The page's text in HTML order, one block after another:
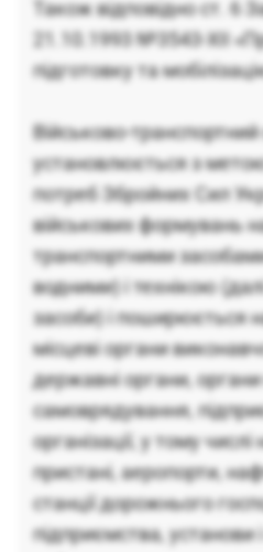
Також відповідно ст. 6
21.10.1993 №3543-XII
підготовку та
Військово-транспортний
установлюється з
потреб Збройних Сил
військових формувань
транспортними
водними) і технікою
засоби) і поширюється
місцеві органи
державні органи,
самоврядування,
організації, у тому числі
пристані, аеропорти,
станції дорожнього
підприємства, установи і